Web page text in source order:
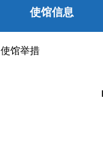
使馆信息
使馆举措